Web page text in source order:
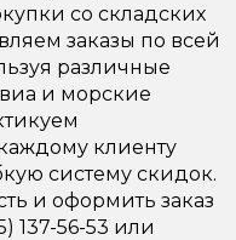
со складских
заказы по всей
различные
и морские
клиенту
систему скидок.
и оформить заказ
137-56-53 или